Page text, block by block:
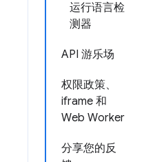
运行语言检
测器
API 游乐场
权限政策、
iframe 和
Web Worker
分享您的反